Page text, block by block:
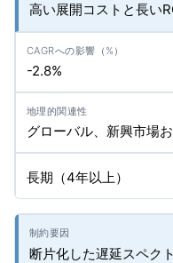
高い展開コストと長い
-2.8%
グローバル、新興市場
長期（4年以上）
断片化した遅延スペク